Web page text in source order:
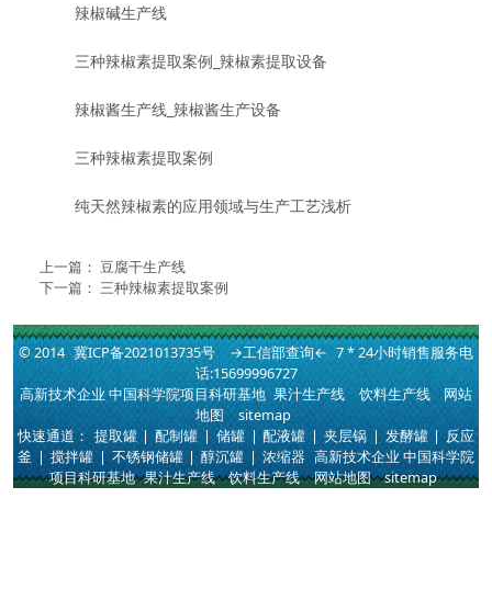
辣椒碱生产线
三种辣椒素提取案例_辣椒素提取设备
辣椒酱生产线_辣椒酱生产设备
三种辣椒素提取案例
纯天然辣椒素的应用领域与生产工艺浅析
上一篇： 豆腐干生产线
下一篇： 三种辣椒素提取案例
© 2014 冀ICP备2021013735号 →工信部查询← 7 * 24小时销售服务电
话:15699996727
高新技术企业 中国科学院项目科研基地 果汁生产线 饮料生产线
网站
地图
sitemap
快速通道： 提取罐 | 配制罐 | 储罐 | 配液罐 | 夹层锅 | 发酵罐 | 反应
釜 | 搅拌罐 | 不锈钢储罐 | 醇沉罐 | 浓缩器 高新技术企业 中国科学院
项目科研基地 果汁生产线 饮料生产线 网站地图 sitemap